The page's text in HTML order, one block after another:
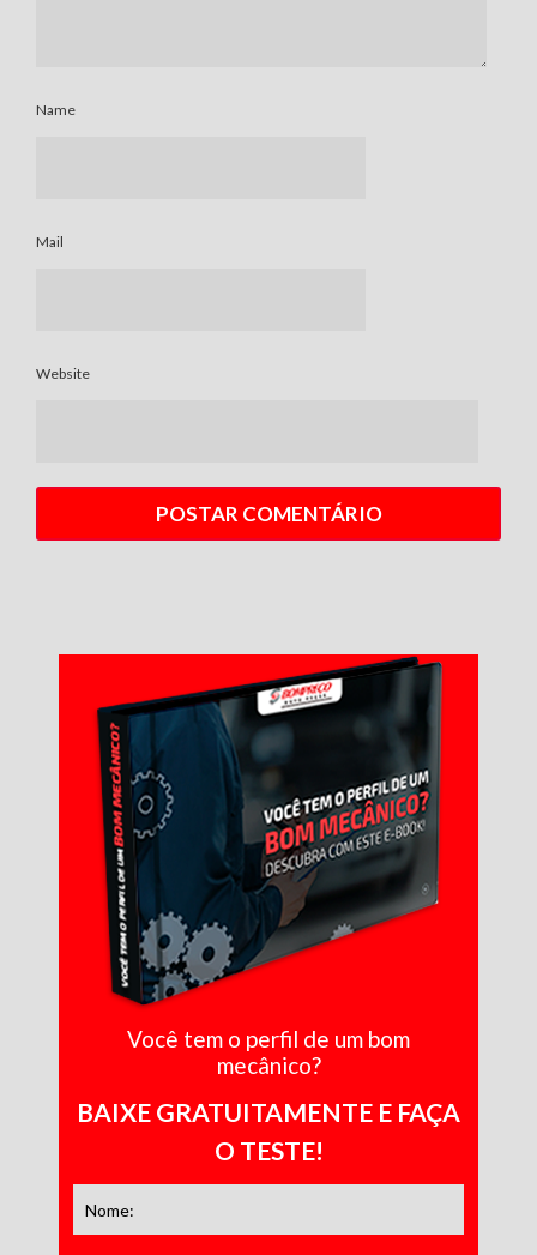
Name
Mail
Website
Você tem o perfil de um bom
mecânico?
BAIXE GRATUITAMENTE E FAÇA
O TESTE!